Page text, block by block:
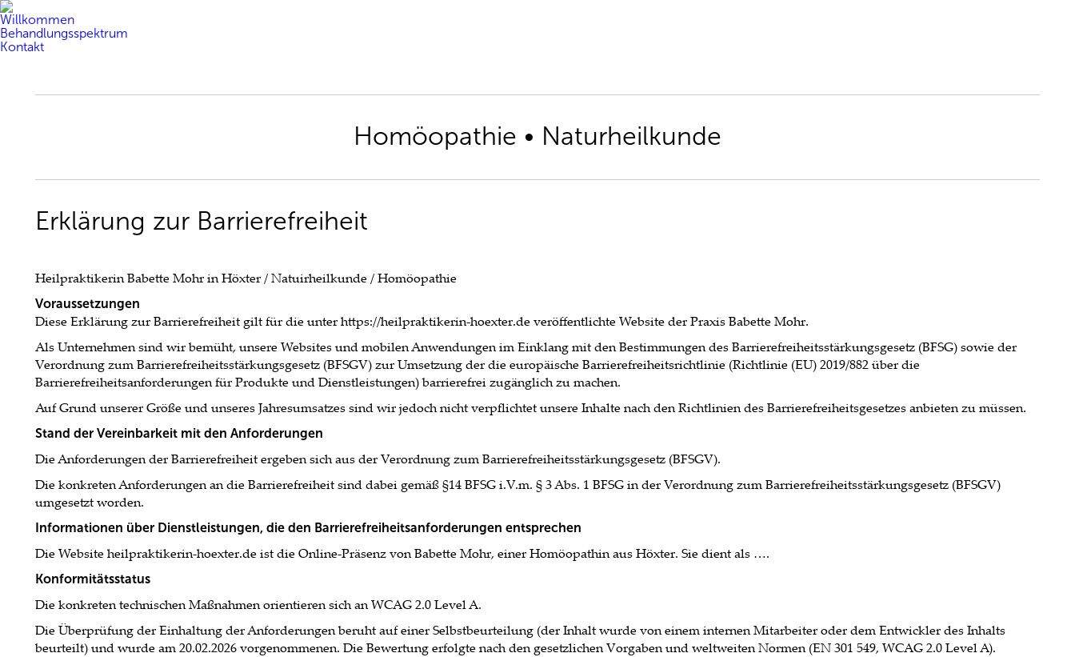
Willkommen
Behandlungsspektrum
Kontakt
Homöopathie • Naturheilkunde
Erklärung zur Barrierefreiheit
Heilpraktikerin Babette Mohr in Höxter / Natuirheilkunde / Homöopathie
Voraussetzungen
Diese Erklärung zur Barrierefreiheit gilt für die unter https://heilpraktikerin-hoexter.de veröffentlichte Website der Praxis Babette Mohr.
Als Unternehmen sind wir bemüht, unsere Websites und mobilen Anwendungen im Einklang mit den Bestimmungen des Barrierefreiheitsstärkungsgesetz (BFSG) sowie der
Verordnung zum Barrierefreiheitsstärkungsgesetz (BFSGV) zur Umsetzung der die europäische Barrierefreiheitsrichtlinie (Richtlinie (EU) 2019/882 über die
Barrierefreiheitsanforderungen für Produkte und Dienstleistungen) barrierefrei zugänglich zu machen.
Auf Grund unserer Größe und unseres Jahresumsatzes sind wir jedoch nicht verpflichtet unsere Inhalte nach den Richtlinien des Barrierefreiheitsgesetzes anbieten zu müssen.
Stand der Vereinbarkeit mit den Anforderungen
Die Anforderungen der Barrierefreiheit ergeben sich aus der Verordnung zum Barrierefreiheitsstärkungsgesetz (BFSGV).
Die konkreten Anforderungen an die Barrierefreiheit sind dabei gemäß §14 BFSG i.V.m. § 3 Abs. 1 BFSG in der Verordnung zum Barrierefreiheitsstärkungsgesetz (BFSGV)
umgesetzt worden.
Informationen über Dienstleistungen, die den Barrierefreiheitsanforderungen entsprechen
Die Website heilpraktikerin-hoexter.de ist die Online-Präsenz von Babette Mohr, einer Homöopathin aus Höxter. Sie dient als ….
Konformitätsstatus
Die konkreten technischen Maßnahmen orientieren sich an WCAG 2.0 Level A.
Die Überprüfung der Einhaltung der Anforderungen beruht auf einer Selbstbeurteilung (der Inhalt wurde von einem internen Mitarbeiter oder dem Entwickler des Inhalts
beurteilt) und wurde am 20.02.2026 vorgenommenen. Die Bewertung erfolgte nach den gesetzlichen Vorgaben und weltweiten Normen (EN 301 549, WCAG 2.0 Level A).